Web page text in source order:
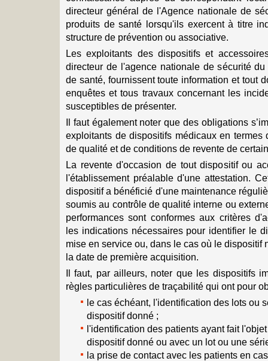
directeur général de l'Agence nationale de
produits de santé lorsqu'ils exercent à titre
structure de prévention ou associative.
Les exploitants des dispositifs et
directeur de l'agence nationale de sécurité
de santé, fournissent toute information et tout
enquêtes et tous travaux concernant les
susceptibles de présenter.
Il faut également noter que des obligations
exploitants de dispositifs médicaux en termes
de qualité et de conditions de revente de
La revente d'occasion de tout dispositif ou
l'établissement préalable d'une attestation.
dispositif a bénéficié d'une maintenance
soumis au contrôle de qualité interne ou
performances sont conformes aux critères
les indications nécessaires pour identifier le
mise en service ou, dans le cas où le dispositif
la date de première acquisition.
Il faut, par ailleurs, noter que les dispositifs
règles particulières de traçabilité qui ont pour
le cas échéant, l'identification des lots ou
dispositif donné ;
l'identification des patients ayant fait
dispositif donné ou avec un lot ou une
la prise de contact avec les patients en